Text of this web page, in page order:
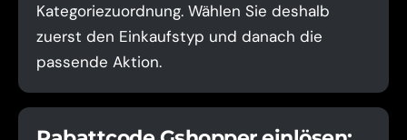
Kategoriezuordnung. Wählen Sie deshalb
zuerst den Einkaufstyp und danach die
passende Aktion.